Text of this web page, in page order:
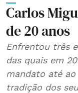
Carlos
de 20 anos
Enfrentou três
das quais em
mandato até ao
tradição dos